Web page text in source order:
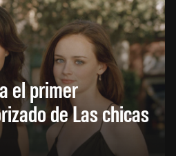
el primer
de Las chicas